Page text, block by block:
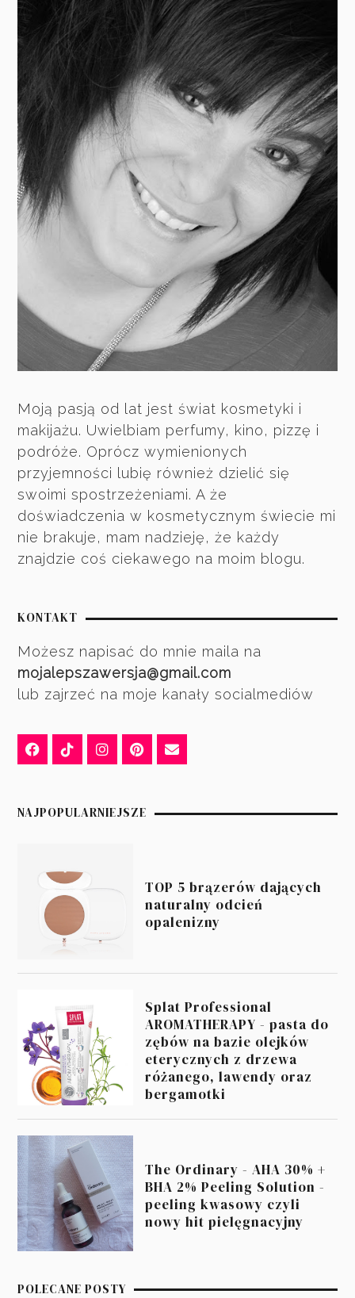
Moją pasją od lat jest świat kosmetyki i
makijażu. Uwielbiam perfumy, kino, pizzę i
podróże. Oprócz wymienionych
przyjemności lubię również dzielić się
swoimi spostrzeżeniami. A że
doświadczenia w kosmetycznym świecie mi
nie brakuje, mam nadzieję, że każdy
znajdzie coś ciekawego na moim blogu.
KONTAKT
Możesz napisać do mnie maila na
mojalepszawersja@gmail.com
lub zajrzeć na moje kanały socialmediów
NAJPOPULARNIEJSZE
TOP 5 brązerów dających
naturalny odcień
opalenizny
Splat Professional
AROMATHERAPY - pasta do
zębów na bazie olejków
eterycznych z drzewa
różanego, lawendy oraz
bergamotki
The Ordinary - AHA 30% +
BHA 2% Peeling Solution -
peeling kwasowy czyli
nowy hit pielęgnacyjny
POLECANE POSTY